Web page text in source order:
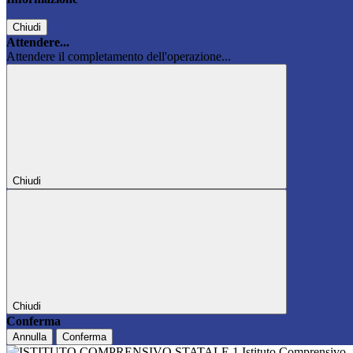
Chiudi
Attendere...
Attendere il completamento dell'operazione...
Chiudi
Chiudi
Conferma
Annulla Conferma